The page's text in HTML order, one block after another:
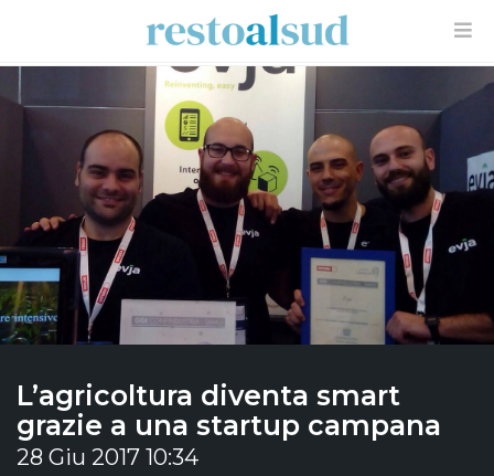
L’agricoltura diventa smart
grazie a una startup campana
28 Giu 2017 10:34